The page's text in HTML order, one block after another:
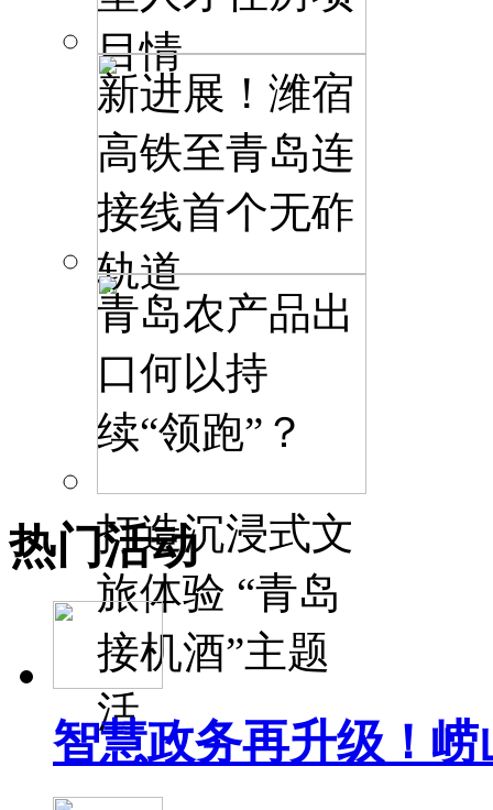
目情
新进展！潍宿
高铁至青岛连
接线首个无砟
轨道
青岛农产品出
口何以持
续“领跑”？
打造沉浸式文
旅体验 “青岛
接机酒”主题
活
热门活动
智慧政务再升级！